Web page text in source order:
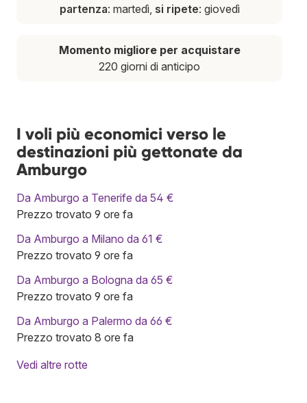
partenza: martedì, si ripete: giovedì
Momento migliore per acquistare
220 giorni di anticipo
I voli più economici verso le
destinazioni più gettonate da
Amburgo
Da Amburgo a Tenerife da 54 €
Prezzo trovato 9 ore fa
Da Amburgo a Milano da 61 €
Prezzo trovato 9 ore fa
Da Amburgo a Bologna da 65 €
Prezzo trovato 9 ore fa
Da Amburgo a Palermo da 66 €
Prezzo trovato 8 ore fa
Vedi altre rotte